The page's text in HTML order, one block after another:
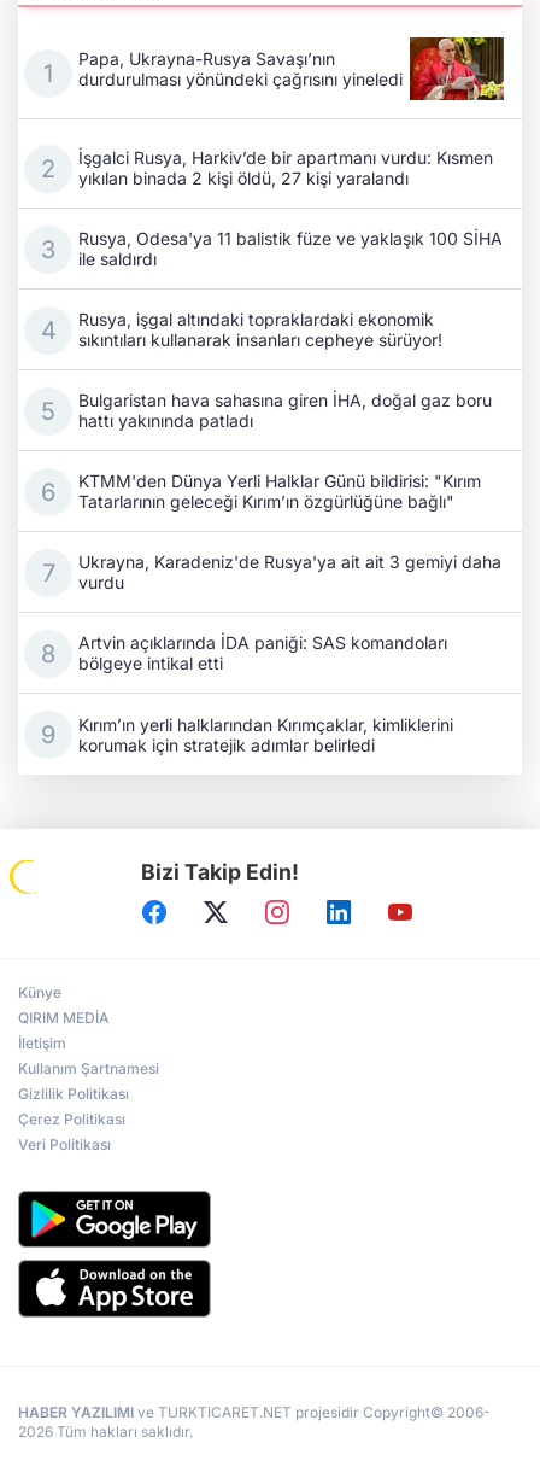
Papa, Ukrayna-Rusya Savaşı’nın
durdurulması yönündeki çağrısını yineledi
İşgalci Rusya, Harkiv’de bir apartmanı vurdu: Kısmen
yıkılan binada 2 kişi öldü, 27 kişi yaralandı
Rusya, Odesa'ya 11 balistik füze ve yaklaşık 100 SİHA
ile saldırdı
Rusya, işgal altındaki topraklardaki ekonomik
sıkıntıları kullanarak insanları cepheye sürüyor!
Bulgaristan hava sahasına giren İHA, doğal gaz boru
hattı yakınında patladı
KTMM'den Dünya Yerli Halklar Günü bildirisi: "Kırım
Tatarlarının geleceği Kırım’ın özgürlüğüne bağlı"
Ukrayna, Karadeniz'de Rusya'ya ait ait 3 gemiyi daha
vurdu
Artvin açıklarında İDA paniği: SAS komandoları
bölgeye intikal etti
Kırım’ın yerli halklarından Kırımçaklar, kimliklerini
korumak için stratejik adımlar belirledi
Bizi Takip Edin!
Künye
QIRIM MEDİA
İletişim
Kullanım Şartnamesi
Gizlilik Politikası
Çerez Politikası
Veri Politikası
HABER YAZILIMI ve TURKTICARET.NET projesidir Copyright© 2006-
2026 Tüm hakları saklıdır.